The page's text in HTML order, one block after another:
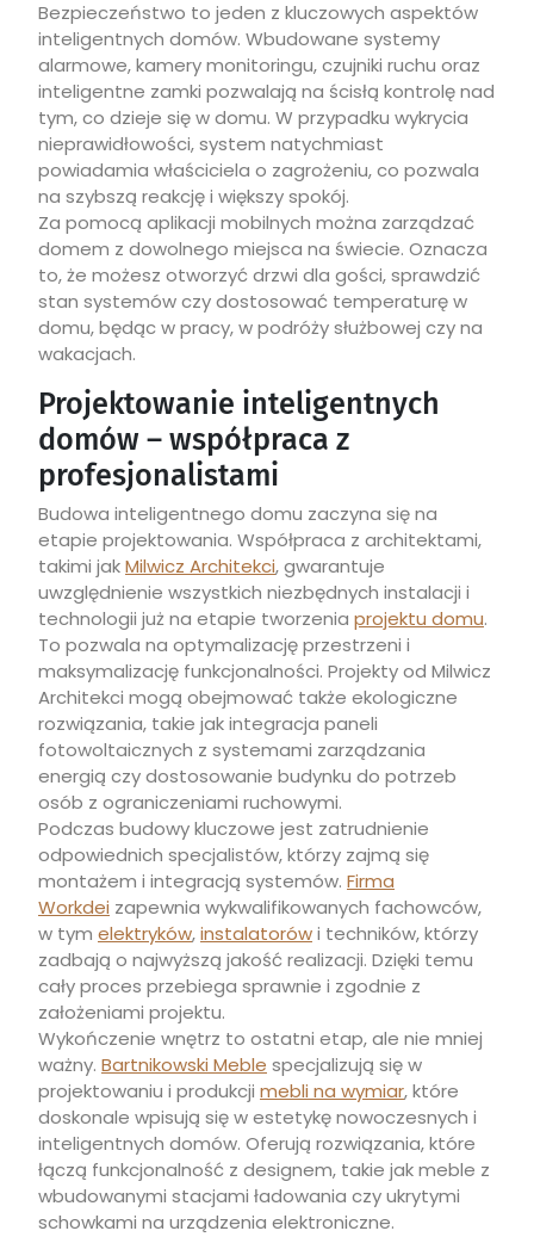
Bezpieczeństwo to jeden z kluczowych aspektów
inteligentnych domów. Wbudowane systemy
alarmowe, kamery monitoringu, czujniki ruchu oraz
inteligentne zamki pozwalają na ścisłą kontrolę nad
tym, co dzieje się w domu. W przypadku wykrycia
nieprawidłowości, system natychmiast
powiadamia właściciela o zagrożeniu, co pozwala
na szybszą reakcję i większy spokój.
Za pomocą aplikacji mobilnych można zarządzać
domem z dowolnego miejsca na świecie. Oznacza
to, że możesz otworzyć drzwi dla gości, sprawdzić
stan systemów czy dostosować temperaturę w
domu, będąc w pracy, w podróży służbowej czy na
wakacjach.
Projektowanie inteligentnych
domów – współpraca z
profesjonalistami
Budowa inteligentnego domu zaczyna się na
etapie projektowania. Współpraca z architektami,
takimi jakMilwicz Architekci, gwarantuje
uwzględnienie wszystkich niezbędnych instalacji i
technologii już na etapie tworzenia projektu domu.
To pozwala na optymalizację przestrzeni i
maksymalizację funkcjonalności. Projekty od Milwicz
Architekci mogą obejmować także ekologiczne
rozwiązania, takie jak integracja paneli
fotowoltaicznych z systemami zarządzania
energią czy dostosowanie budynku do potrzeb
osób z ograniczeniami ruchowymi.
Podczas budowy kluczowe jest zatrudnienie
odpowiednich specjalistów, którzy zajmą się
montażem i integracją systemów. Firma
Workdei zapewnia wykwalifikowanych fachowców,
w tym elektryków,instalatorówi techników, którzy
zadbają o najwyższą jakość realizacji. Dzięki temu
cały proces przebiega sprawnie i zgodnie z
założeniami projektu.
Wykończenie wnętrz to ostatni etap, ale nie mniej
ważny. Bartnikowski Meble specjalizują się w
projektowaniu i produkcji mebli na wymiar, które
doskonale wpisują się w estetykę nowoczesnych i
inteligentnych domów. Oferują rozwiązania, które
łączą funkcjonalność z designem, takie jak meble z
wbudowanymi stacjami ładowania czy ukrytymi
schowkami na urządzenia elektroniczne.